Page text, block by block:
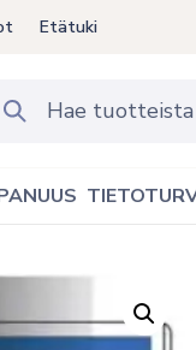
Etätuki